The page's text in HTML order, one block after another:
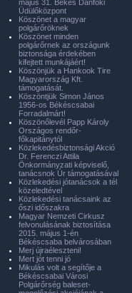
május 31. Békés Dánfoki
Üdülőközpont
Köszönet a magyar
polgárőröknek
Köszönet minden
polgárőrnek az országunk
biztonsága érdekében
kifejtett munkájáért!
Köszönjük a Hankook Tire
Magyarország Kft.
támogatását.
Köszöntjük Simon János
1956-os Békéscsabai
Forradalmárt!
Köszönőlevél Papp Károly
Országos rendőr-
főkapitánytól
Közlekedésbiztonsági Akció
Dr. Ferenczi Attila
Önkormányzati képviselő,
tanácsnok Úr támogatásával
Közlekedési jótanácsok a tél
közeledtével
Közlekedési tanácsaink az
őszi időszakra
Magyar Nemzeti Cirkusz
felvonulásának biztosítása
2015. május 1-én
Békéscsaba belvárosában
Merj újraéleszteni!
Mert jót tenni jó
Mikulás volt a segítője a
Békéscsabai Városi
Polgárőrség baleset-